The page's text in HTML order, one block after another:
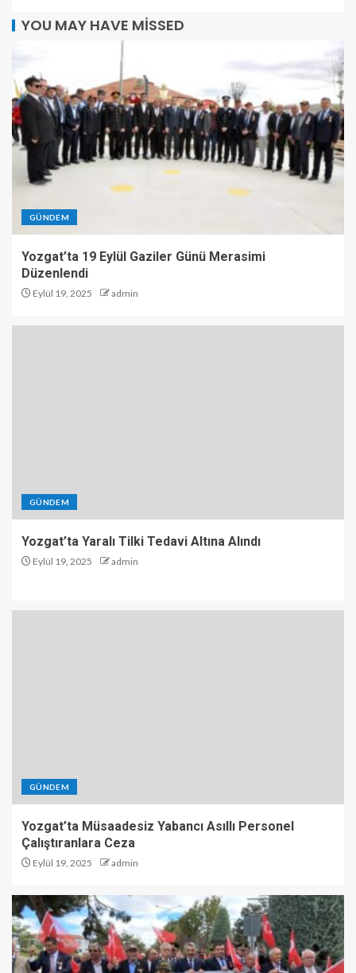
YOU MAY HAVE MISSED
GÜNDEM
Yozgat’ta 19 Eylül Gaziler Günü Merasimi
Düzenlendi
Eylül 19, 2025 admin
GÜNDEM
Yozgat’ta Yaralı Tilki Tedavi Altına Alındı
Eylül 19, 2025 admin
GÜNDEM
Yozgat’ta Müsaadesiz Yabancı Asıllı Personel
Çalıştıranlara Ceza
Eylül 19, 2025 admin